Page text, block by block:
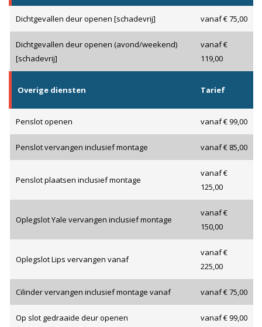
Dichtgevallen deur openen [schadevrij] vanaf € 75,00
Dichtgevallen deur openen (avond/weekend)
[schadevrij]
vanaf €
119,00
Overige diensten Tarief
Penslot openen vanaf € 99,00
Penslot vervangen inclusief montage vanaf € 85,00
Penslot plaatsen inclusief montage
vanaf €
125,00
Oplegslot Yale vervangen inclusief montage
vanaf €
150,00
Oplegslot Lips vervangen vanaf
vanaf €
225,00
Cilinder vervangen inclusief montage vanaf vanaf € 75,00
Op slot gedraaide deur openen vanaf € 99,00